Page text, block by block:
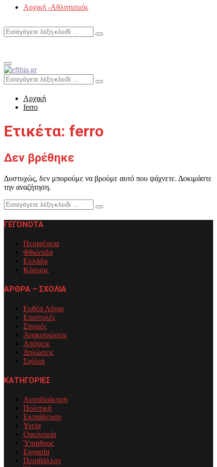
Αρχική -Αθλητισμός
Search
Search
Primary
Menu
Search
for:
Search
Αρχική
ferro
Ετικέτα: ferro
Δεν βρέθηκε
Δυστυχώς, δεν μπορούμε να βρούμε αυτό που ψάχνετε. Δοκιμάστε
την αναζήτηση.
Search
for:
Search
ΓΕΓΟΝΟΤΑ
Περιφέρεια
Φθιώτιδα
Ελλάδα
Κόσμος
ΑΡΘΡΑ – ΣΧΟΛΙΑ
Ευθέα Λόγια
Επιστολές
Στιγμές
Ανακοινώσεις
Απόψεις
Δηλώσεις
Σχόλια
ΚΑΤΗΓΟΡΙΕΣ
Αυτοδιοίκηση
Πολιτική
Εκπαίδευση
Υγεία
Οικονομία
Ύπαιθρος
Εργασία
Περιβάλλον